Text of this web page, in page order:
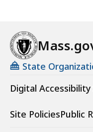
State
Digital
Site PoliciesPublic